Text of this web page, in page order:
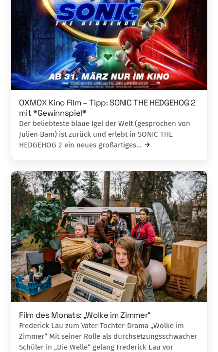
OXMOX Kino Film – Tipp: SONIC THE HEDGEHOG 2
mit *Gewinnspiel*
Der beliebteste blaue Igel der Welt (gesprochen von
Julien Bam) ist zurück und erlebt in SONIC THE
HEDGEHOG 2 ein neues großartiges…
Film des Monats: „Wolke im Zimmer“
Frederick Lau zum Vater-Tochter-Drama „Wolke im
Zimmer“ Mit seiner Rolle als durchsetzungsschwacher
Schüler in „Die Welle“ gelang Frederick Lau vor